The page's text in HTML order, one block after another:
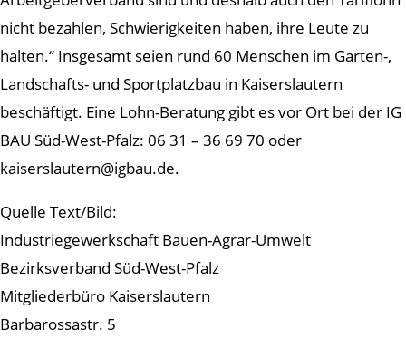
nicht bezahlen, Schwierigkeiten haben, ihre Leute zu
halten.“ Insgesamt seien rund 60 Menschen im Garten-,
Landschafts- und Sportplatzbau in Kaiserslautern
beschäftigt. Eine Lohn-Beratung gibt es vor Ort bei der IG
BAU Süd-West-Pfalz: 06 31 – 36 69 70 oder
kaiserslautern@igbau.de.
Quelle Text/Bild:
Industriegewerkschaft Bauen-Agrar-Umwelt
Bezirksverband Süd-West-Pfalz
Mitgliederbüro Kaiserslautern
Barbarossastr. 5